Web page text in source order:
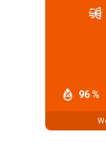
96 %